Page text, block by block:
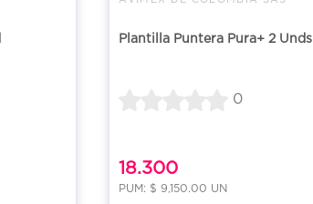
Plantilla Puntera Pura+ 2 Unds
0
18.300
PUM: $ 9,150.00 UN